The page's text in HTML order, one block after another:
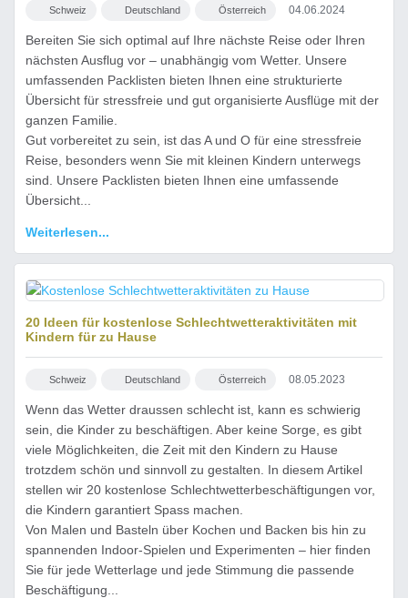
Schweiz Deutschland Österreich 04.06.2024
Bereiten Sie sich optimal auf Ihre nächste Reise oder Ihren
nächsten Ausflug vor – unabhängig vom Wetter. Unsere
umfassenden Packlisten bieten Ihnen eine strukturierte
Übersicht für stressfreie und gut organisierte Ausflüge mit der
ganzen Familie.
Gut vorbereitet zu sein, ist das A und O für eine stressfreie
Reise, besonders wenn Sie mit kleinen Kindern unterwegs
sind. Unsere Packlisten bieten Ihnen eine umfassende
Übersicht...
Weiterlesen...
20 Ideen für kostenlose Schlechtwetteraktivitäten mit
Kindern für zu Hause
Schweiz Deutschland Österreich 08.05.2023
Wenn das Wetter draussen schlecht ist, kann es schwierig
sein, die Kinder zu beschäftigen. Aber keine Sorge, es gibt
viele Möglichkeiten, die Zeit mit den Kindern zu Hause
trotzdem schön und sinnvoll zu gestalten. In diesem Artikel
stellen wir 20 kostenlose Schlechtwetterbeschäftigungen vor,
die Kindern garantiert Spass machen.
Von Malen und Basteln über Kochen und Backen bis hin zu
spannenden Indoor-Spielen und Experimenten – hier finden
Sie für jede Wetterlage und jede Stimmung die passende
Beschäftigung...